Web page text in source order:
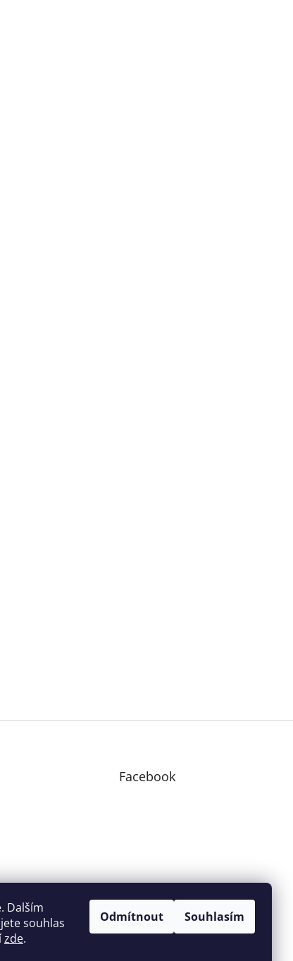
Dalším
souhlas
zde.
Odmítnout Souhlasím
Facebook